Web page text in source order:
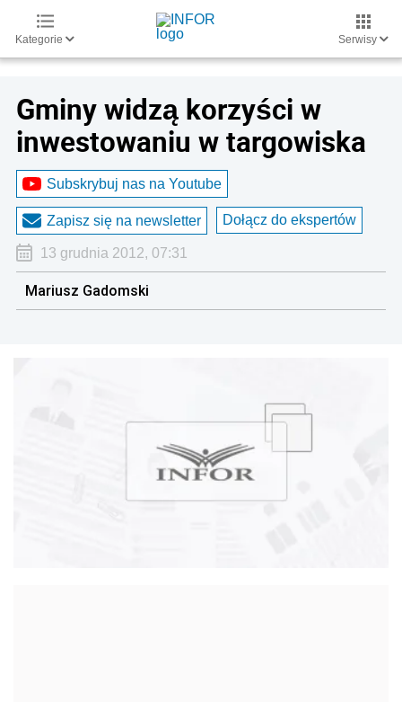
Kategorie Serwisy
Gminy widzą korzyści w
inwestowaniu w targowiska
Subskrybuj nas na Youtube
Zapisz się na newsletter Dołącz do ekspertów
13 grudnia 2012, 07:31
Mariusz Gadomski